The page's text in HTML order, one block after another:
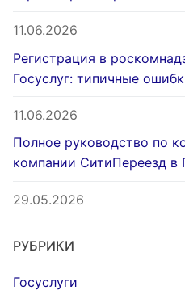
11.06.2026
Регистрация в
Госуслуг: типичные
11.06.2026
Полное руководство по
компании СитиПереезд в
29.05.2026
РУБРИКИ
Госуслуги